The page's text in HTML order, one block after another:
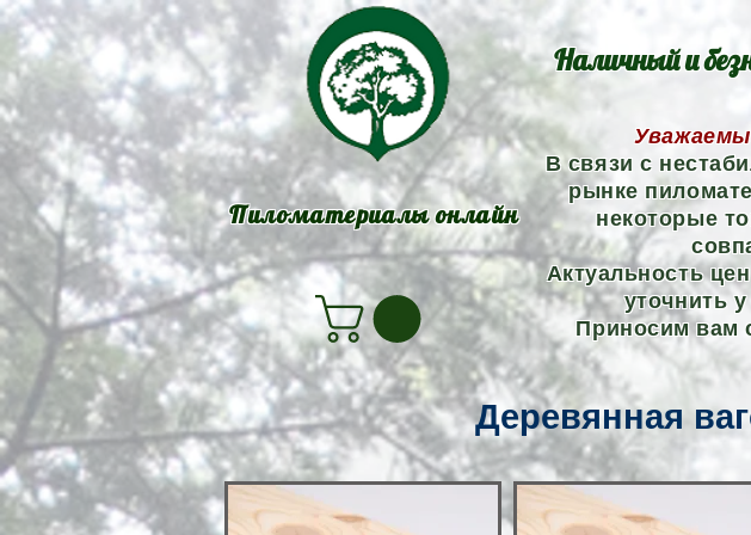
Пиломатериалы онлайн
В связи с
рынке
некоторые
Актуальность
уточнить
Приносим вам
Наличный и
Деревянная